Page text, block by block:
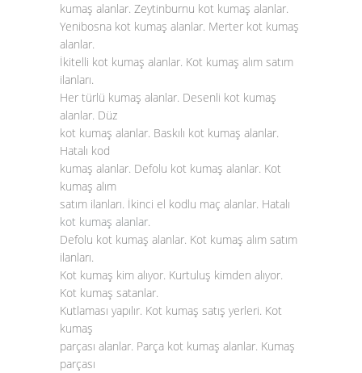
kumaş alanlar. Zeytinburnu kot kumaş alanlar.
Yenibosna kot kumaş alanlar. Merter kot kumaş
alanlar.
İkitelli kot kumaş alanlar. Kot kumaş alım satım
ilanları.
Her türlü kumaş alanlar. Desenli kot kumaş
alanlar. Düz
kot kumaş alanlar. Baskılı kot kumaş alanlar.
Hatalı kod
kumaş alanlar. Defolu kot kumaş alanlar. Kot
kumaş alım
satım ilanları. İkinci el kodlu maç alanlar. Hatalı
kot kumaş alanlar.
Defolu kot kumaş alanlar. Kot kumaş alım satım
ilanları.
Kot kumaş kim alıyor. Kurtuluş kimden alıyor.
Kot kumaş satanlar.
Kutlaması yapılır. Kot kumaş satış yerleri. Kot
kumaş
parçası alanlar. Parça kot kumaş alanlar. Kumaş
parçası